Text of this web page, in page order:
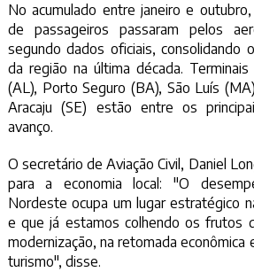
No acumulado entre janeiro e
de passageiros passaram pelos
segundo dados oficiais, consolidando
da região na última década.
(AL), Porto Seguro (BA), São Luís
Aracaju (SE) estão entre os
avanço.
O secretário de Aviação Civil, Daniel
para a economia local: "O
Nordeste ocupa um lugar estratégico
e que já estamos colhendo os frutos
modernização, na retomada
turismo", disse.